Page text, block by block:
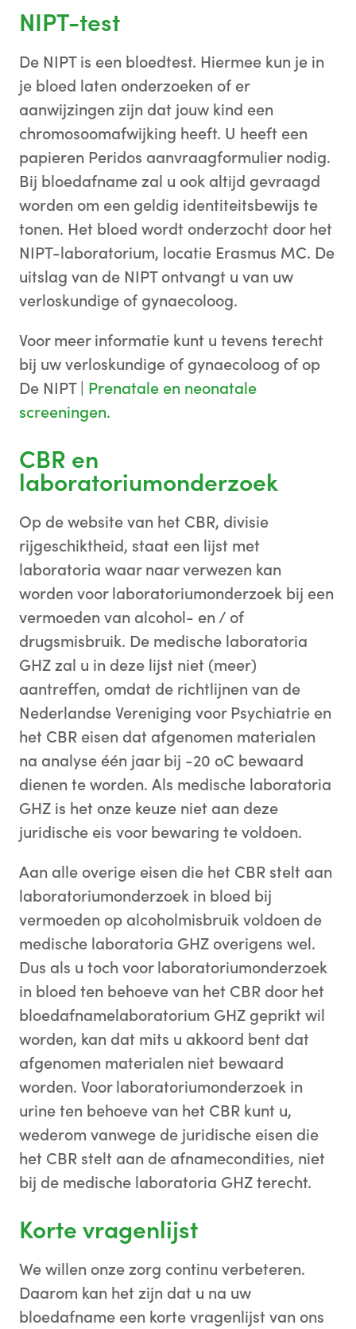
NIPT-test
De NIPT is een bloedtest. Hiermee kun je in
je bloed laten onderzoeken of er
aanwijzingen zijn dat jouw kind een
chromosoomafwijking heeft. U heeft een
papieren Peridos aanvraagformulier nodig.
Bij bloedafname zal u ook altijd gevraagd
worden om een geldig identiteitsbewijs te
tonen. Het bloed wordt onderzocht door het
NIPT-laboratorium, locatie Erasmus MC. De
uitslag van de NIPT ontvangt u van uw
verloskundige of gynaecoloog.
Voor meer informatie kunt u tevens terecht
bij uw verloskundige of gynaecoloog of op
De NIPT | Prenatale en neonatale
screeningen.
CBR en
laboratoriumonderzoek
Op de website van het CBR, divisie
rijgeschiktheid, staat een lijst met
laboratoria waar naar verwezen kan
worden voor laboratoriumonderzoek bij een
vermoeden van alcohol- en / of
drugsmisbruik. De medische laboratoria
GHZ zal u in deze lijst niet (meer)
aantreffen, omdat de richtlijnen van de
Nederlandse Vereniging voor Psychiatrie en
het CBR eisen dat afgenomen materialen
na analyse één jaar bij -20 oC bewaard
dienen te worden. Als medische laboratoria
GHZ is het onze keuze niet aan deze
juridische eis voor bewaring te voldoen.
Aan alle overige eisen die het CBR stelt aan
laboratoriumonderzoek in bloed bij
vermoeden op alcoholmisbruik voldoen de
medische laboratoria GHZ overigens wel.
Dus als u toch voor laboratoriumonderzoek
in bloed ten behoeve van het CBR door het
bloedafnamelaboratorium GHZ geprikt wil
worden, kan dat mits u akkoord bent dat
afgenomen materialen niet bewaard
worden. Voor laboratoriumonderzoek in
urine ten behoeve van het CBR kunt u,
wederom vanwege de juridische eisen die
het CBR stelt aan de afnamecondities, niet
bij de medische laboratoria GHZ terecht.
Korte vragenlijst
We willen onze zorg continu verbeteren.
Daarom kan het zijn dat u na uw
bloedafname een korte vragenlijst van ons